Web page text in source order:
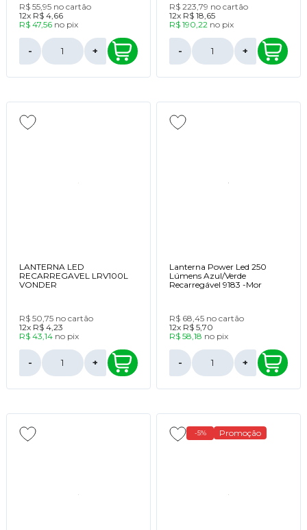
R$ 55,95 no cartão
12x R$ 4,66
R$ 47,56 no pix
- +
R$ 223,79 no cartão
12x R$ 18,65
R$ 190,22 no pix
- +
LANTERNA LED
RECARREGAVEL LRV100L
VONDER
R$ 50,75 no cartão
12x R$ 4,23
R$ 43,14 no pix
- +
Lanterna Power Led 250
Lúmens Azul/Verde
Recarregável 9183 -Mor
R$ 68,45 no cartão
12x R$ 5,70
R$ 58,18 no pix
- +
-5% Promoção